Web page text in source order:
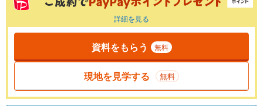
詳細を見る
資料をもらう 無料
現地を見学する 無料